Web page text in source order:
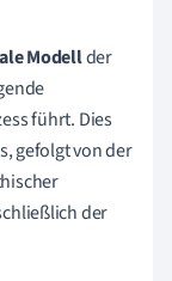
Modellder
führt. Dies
gefolgt von der
der